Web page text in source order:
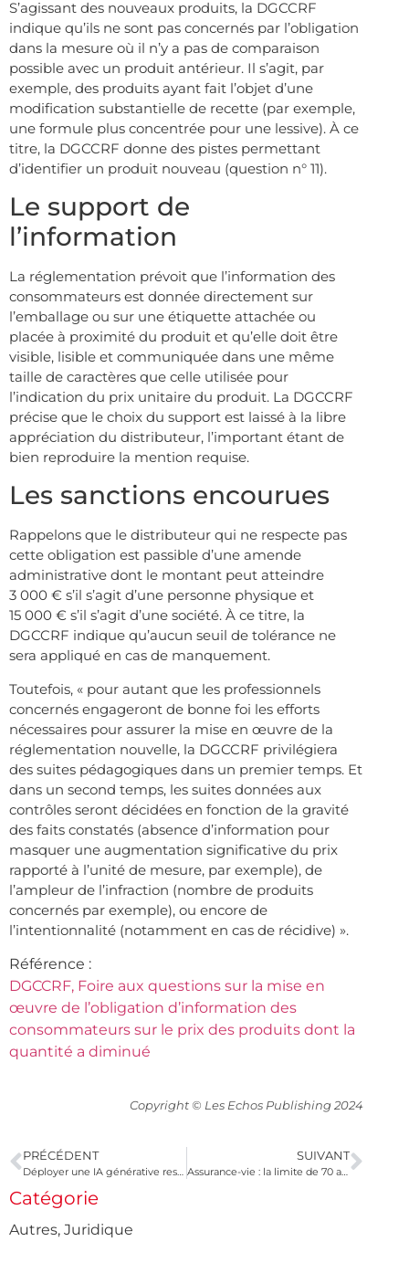
S’agissant des nouveaux produits, la DGCCRF
indique qu’ils ne sont pas concernés par l’obligation
dans la mesure où il n’y a pas de comparaison
possible avec un produit antérieur. Il s’agit, par
exemple, des produits ayant fait l’objet d’une
modification substantielle de recette (par exemple,
une formule plus concentrée pour une lessive). À ce
titre, la DGCCRF donne des pistes permettant
d’identifier un produit nouveau (question n° 11).
Le support de
l’information
La réglementation prévoit que l’information des
consommateurs est donnée directement sur
l’emballage ou sur une étiquette attachée ou
placée à proximité du produit et qu’elle doit être
visible, lisible et communiquée dans une même
taille de caractères que celle utilisée pour
l’indication du prix unitaire du produit. La DGCCRF
précise que le choix du support est laissé à la libre
appréciation du distributeur, l’important étant de
bien reproduire la mention requise.
Les sanctions encourues
Rappelons que le distributeur qui ne respecte pas
cette obligation est passible d’une amende
administrative dont le montant peut atteindre
3 000 € s’il s’agit d’une personne physique et
15 000 € s’il s’agit d’une société. À ce titre, la
DGCCRF indique qu’aucun seuil de tolérance ne
sera appliqué en cas de manquement.
Toutefois, « pour autant que les professionnels
concernés engageront de bonne foi les efforts
nécessaires pour assurer la mise en œuvre de la
réglementation nouvelle, la DGCCRF privilégiera
des suites pédagogiques dans un premier temps. Et
dans un second temps, les suites données aux
contrôles seront décidées en fonction de la gravité
des faits constatés (absence d’information pour
masquer une augmentation significative du prix
rapporté à l’unité de mesure, par exemple), de
l’ampleur de l’infraction (nombre de produits
concernés par exemple), ou encore de
l’intentionnalité (notamment en cas de récidive) ».
Référence :
DGCCRF, Foire aux questions sur la mise en
œuvre de l’obligation d’information des
consommateurs sur le prix des produits dont la
quantité a diminué
Copyright © Les Echos Publishing 2024
PRÉCÉDENT SUIVANT
Assurance-vie : la limite de 70 ans gravée dans le marbre ?
Catégorie
Autres, Juridique